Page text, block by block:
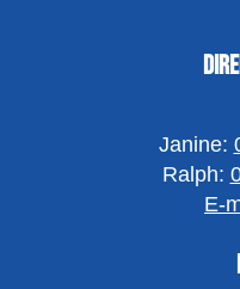
Janine:
Ralph:
E-